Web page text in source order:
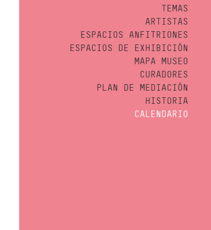
TEMAS
ARTISTAS
ESPACIOS ANFITRIONES
ESPACIOS DE EXHIBICIÓN
MAPA MUSEO
CURADORES
PLAN DE MEDIACIÓN
HISTORIA
CALENDARIO